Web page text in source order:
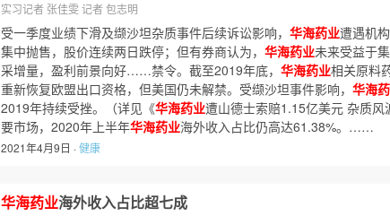
实习记者 张佳雯 记者 包志明
受一季度业绩下滑及缬沙坦杂质事件后续诉讼影响， 华海药业遭遇机构
集中抛售，股价连续两日跌停；但有券商认为， 华海药业未来受益于集
采增量，盈利前景向好……禁令。截至2019年底， 华海药业相关原料
重新恢复欧盟出口资格，但美国仍未解禁。受缬沙坦事件影响， 华海
2019年持续受挫。（详见《华海药业遭山德士索赔1.15亿美元 杂质
要市场，2020年上半年华海药业海外收入占比仍高达61.38%。……
2021年4月9日 ·健康
华海药业海外收入占比超七成